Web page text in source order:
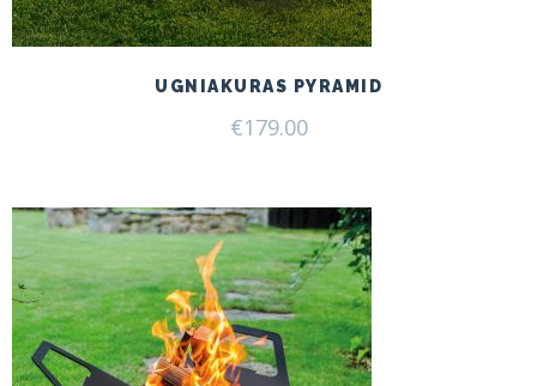
UGNIAKURAS PYRAMID
€179.00